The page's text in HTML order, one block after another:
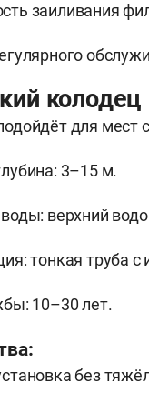
заиливания
колодец
для
3–15 м.
верхний
тонкая труба
10–30 лет.
без